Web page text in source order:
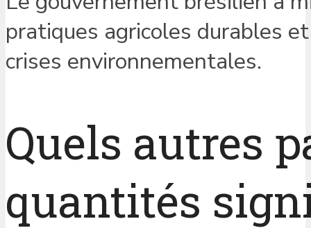
pratiques agricoles durables
crises environnementales.
Quels autres
quantités